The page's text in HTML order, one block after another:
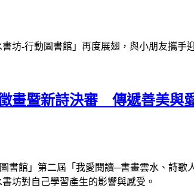
坊-行動圖書館」再度展翅，與小朋友攜
畫暨新詩決審 傳遞善美與
書館」第二屆「我愛閱讀─書畫雲水、詩歌
坊對自己學習產生的影響與感受。